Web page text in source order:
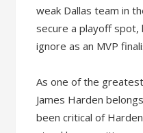
weak Dallas team in
secure a playoff spot,
ignore as an MVP
As one of the
James Harden
been critical of